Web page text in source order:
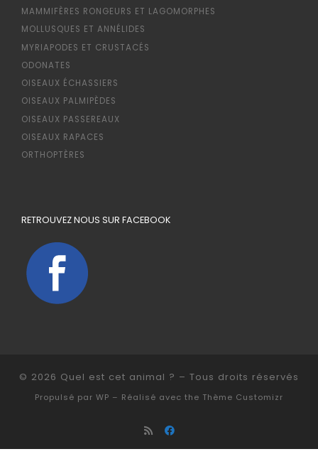
MAMMIFÈRES RONGEURS ET LAGOMORPHES
MOLLUSQUES ET ANNÉLIDES
MYRIAPODES ET CRUSTACÉS
ODONATES
OISEAUX ÉCHASSIERS
OISEAUX PALMIPÈDES
OISEAUX PASSEREAUX
OISEAUX RAPACES
ORTHOPTÈRES
RETROUVEZ NOUS SUR FACEBOOK
© 2026 Quel est cet animal ? – Tous droits réservés
Propulsé par WP – Réalisé avec the Thème Customizr